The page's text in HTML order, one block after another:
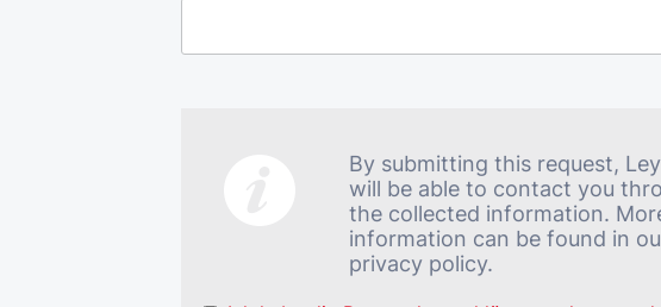
By submitting this request,
will be able to contact you
the collected information.
information can be found in
privacy policy.